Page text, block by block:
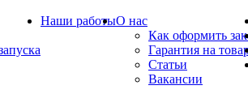
Наши работыО нас
Как оформить
Гарантия на
Статьи
Вакансии